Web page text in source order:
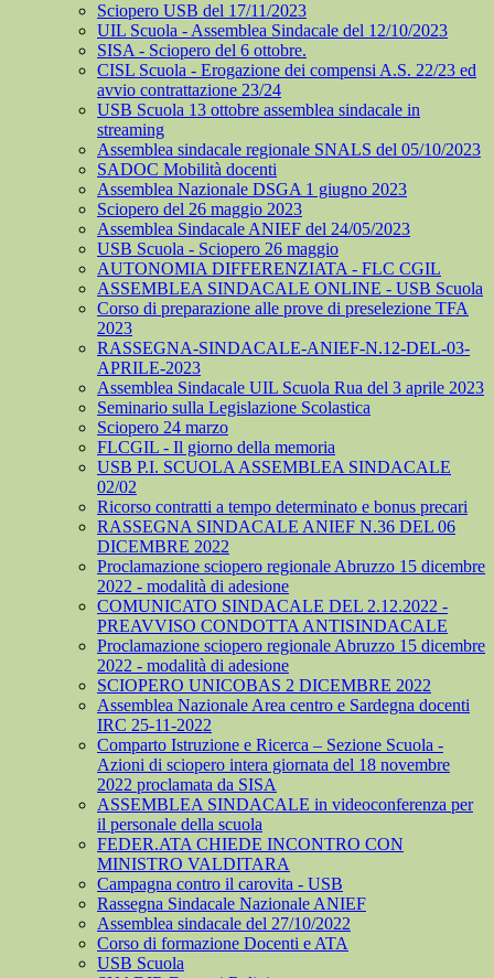
Sciopero USB del 17/11/2023
UIL Scuola - Assemblea Sindacale del 12/10/2023
SISA - Sciopero del 6 ottobre.
CISL Scuola - Erogazione dei compensi A.S. 22/23 ed
avvio contrattazione 23/24
USB Scuola 13 ottobre assemblea sindacale in
streaming
Assemblea sindacale regionale SNALS del 05/10/2023
SADOC Mobilità docenti
Assemblea Nazionale DSGA 1 giugno 2023
Sciopero del 26 maggio 2023
Assemblea Sindacale ANIEF del 24/05/2023
USB Scuola - Sciopero 26 maggio
AUTONOMIA DIFFERENZIATA - FLC CGIL
ASSEMBLEA SINDACALE ONLINE - USB Scuola
Corso di preparazione alle prove di preselezione TFA
2023
RASSEGNA-SINDACALE-ANIEF-N.12-DEL-03-
APRILE-2023
Assemblea Sindacale UIL Scuola Rua del 3 aprile 2023
Seminario sulla Legislazione Scolastica
Sciopero 24 marzo
FLCGIL - Il giorno della memoria
USB P.I. SCUOLA ASSEMBLEA SINDACALE
02/02
Ricorso contratti a tempo determinato e bonus precari
RASSEGNA SINDACALE ANIEF N.36 DEL 06
DICEMBRE 2022
Proclamazione sciopero regionale Abruzzo 15 dicembre
2022 - modalità di adesione
COMUNICATO SINDACALE DEL 2.12.2022 -
PREAVVISO CONDOTTA ANTISINDACALE
Proclamazione sciopero regionale Abruzzo 15 dicembre
2022 - modalità di adesione
SCIOPERO UNICOBAS 2 DICEMBRE 2022
Assemblea Nazionale Area centro e Sardegna docenti
IRC 25-11-2022
Comparto Istruzione e Ricerca – Sezione Scuola -
Azioni di sciopero intera giornata del 18 novembre
2022 proclamata da SISA
ASSEMBLEA SINDACALE in videoconferenza per
il personale della scuola
FEDER.ATA CHIEDE INCONTRO CON
MINISTRO VALDITARA
Campagna contro il carovita - USB
Rassegna Sindacale Nazionale ANIEF
Assemblea sindacale del 27/10/2022
Corso di formazione Docenti e ATA
USB Scuola